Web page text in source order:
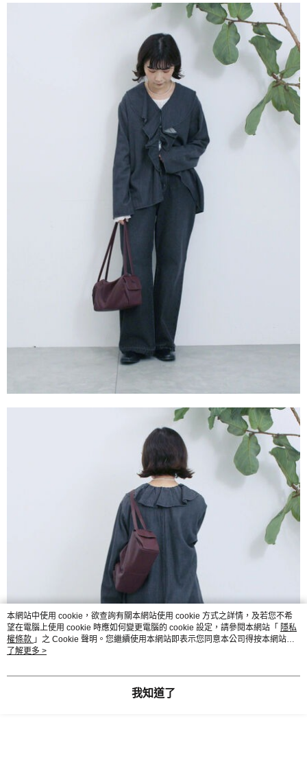
本網站中使用 cookie，欲查詢有關本網站使用 cookie 方式之詳情，及若您不希
望在電腦上使用 cookie 時應如何變更電腦的 cookie 設定，請參閱本網站「 隱私
權條款 」之 Cookie 聲明。您繼續使用本網站即表示您同意本公司得按本網站使
用條款之 Cookie 聲明使用 cookie。
了解更多 >
我知道了